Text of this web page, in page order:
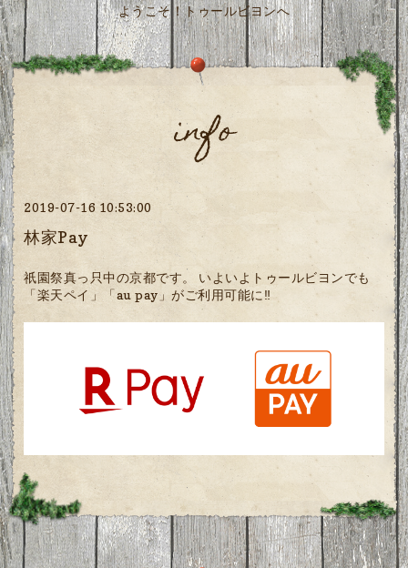
ようこそ！トゥールビヨンへ
info
2019-07-16 10:53:00
林家Pay
祇園祭真っ只中の京都です。 いよいよトゥールビヨンでも
「楽天ペイ」「au pay」がご利用可能に‼️